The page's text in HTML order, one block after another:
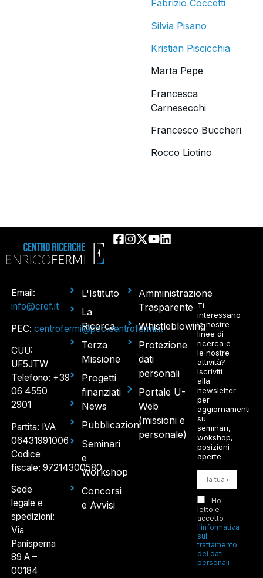
Fabrizio Coccetti
Silvia Pisano
Kristian Piscicchia
Marta Pepe
Francesca
Carnesecchi
Francesco Buccheri
Rocco Liotino
Email:
info@cref.it
PEC: centrofermi@pec.centrofermi.it
CUU:
UF5JTW
Telefono: +39
06 4550
2901
Partita: IVA
06431991006
Codice
fiscale: 97214300580
Sede
legale e
spedizioni:
Via
Panisperna
89 A –
00184
L'Istituto
La
Ricerca
Terza
Missione
Progetti
finanziati
News
Pubblicazioni
Seminari
e
Workshop
Concorsi
e Avvisi
Amministrazione
Trasparente
Whistleblowing
Protezione
dati
personali
Portale U-
Web
(missioni e
personale)
Ti
interessano
le nostre
linee di
ricerca e
le nostre
attività?
Iscriviti
alla
newsletter
per
aggiornamenti
su
seminari,
wokshop,
posizioni
aperte.
Ho
letto e
accetto
l'informativa
sul
trattamento
dei dati
personali